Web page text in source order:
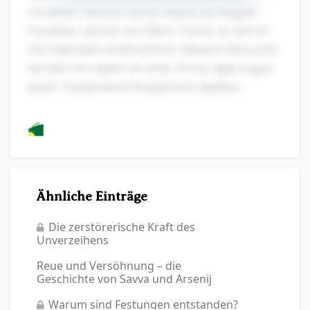
Ähnliche Einträge
Die zerstörerische Kraft des
Unverzeihens
Reue und Versöhnung – die
Geschichte von Savva und Arsenij
Warum sind Festungen entstanden?